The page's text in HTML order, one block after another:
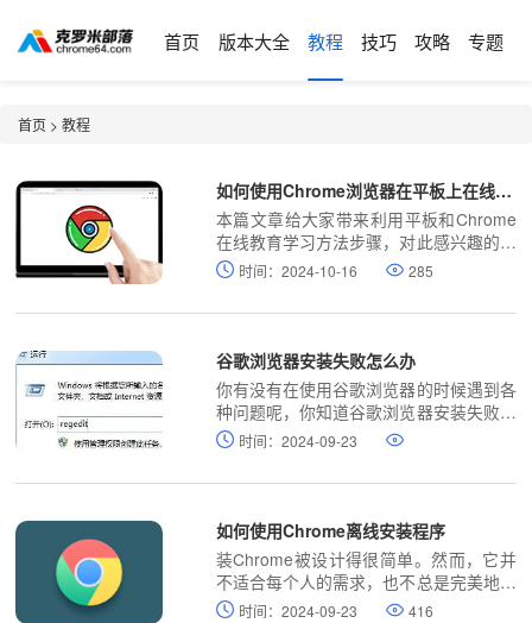
首页 版本大全 教程 技巧 攻略 专题
首页 > 教程
如何使用Chrome浏览器在平板上在线学习
本篇文章给大家带来利用平板和Chrome
在线教育学习方法步骤，对此感兴趣的朋
友快来详细了解一下吧。
时间：2024-10-16 285
谷歌浏览器安装失败怎么办
你有没有在使用谷歌浏览器的时候遇到各
种问题呢，你知道谷歌浏览器安装失败是
怎么回事呢？来了解谷歌浏览器安装失败
时间：2024-09-23
如何使用Chrome离线安装程序
装Chrome被设计得很简单。然而，它并
不适合每个人的需求，也不总是完美地工
作。幸运的是，还有另一个选择。 Chro
时间：2024-09-23 416